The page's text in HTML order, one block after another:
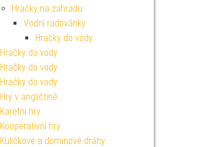
Hračky na zahradu
Vodní radovánky
Hračky do vody
Hračky do vody
Hračky do vody
Hračky do vody
Hry v angličtině
Karetní hry
Kooperativní hry
Kuličkové a dominové dráhy